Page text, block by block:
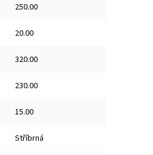
250.00
20.00
320.00
230.00
15.00
Stříbrná